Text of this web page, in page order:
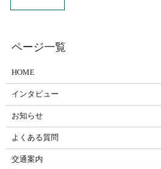
HOME
インタビュー
お知らせ
よくある質問
交通案内